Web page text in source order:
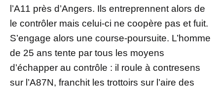
l’A11 près d’Angers. Ils entreprennent alors de
le contrôler mais celui-ci ne coopère pas et fuit.
S’engage alors une course-poursuite. L’homme
de 25 ans tente par tous les moyens
d’échapper au contrôle : il roule à contresens
sur l’A87N, franchit les trottoirs sur l’aire des